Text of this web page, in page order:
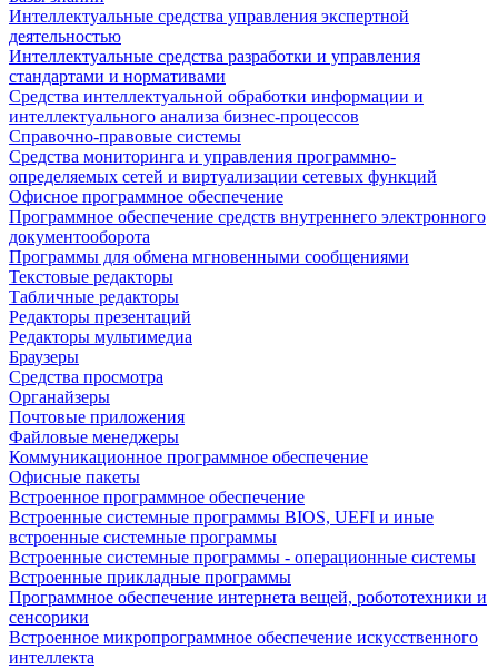
Интеллектуальные средства управления экспертной
деятельностью
Интеллектуальные средства разработки и управления
стандартами и нормативами
Средства интеллектуальной обработки информации и
интеллектуального анализа бизнес-процессов
Справочно-правовые системы
Средства мониторинга и управления программно-
определяемых сетей и виртуализации сетевых функций
Офисное программное обеспечение
Программное обеспечение средств внутреннего электронного
документооборота
Программы для обмена мгновенными сообщениями
Текстовые редакторы
Табличные редакторы
Редакторы презентаций
Редакторы мультимедиа
Браузеры
Средства просмотра
Органайзеры
Почтовые приложения
Файловые менеджеры
Коммуникационное программное обеспечение
Офисные пакеты
Встроенное программное обеспечение
Встроенные системные программы BIOS, UEFI и иные
встроенные системные программы
Встроенные системные программы - операционные системы
Встроенные прикладные программы
Программное обеспечение интернета вещей, робототехники и
сенсорики
Встроенное микропрограммное обеспечение искусственного
интеллекта